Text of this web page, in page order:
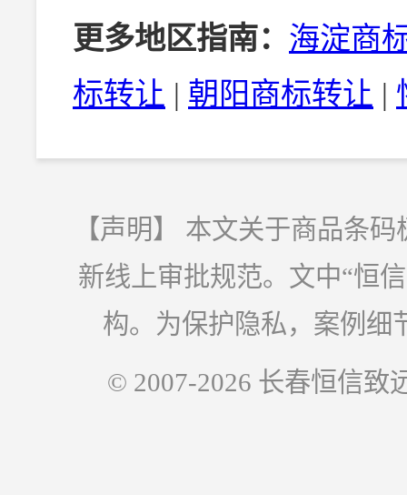
更多地区指南： 海淀商
标转让 | 朝阳商标转让 |
【声明】 本文关于商品条
新线上审批规范。文中“恒
构。为保护隐私，案例细
© 2007-2026 长春恒信致